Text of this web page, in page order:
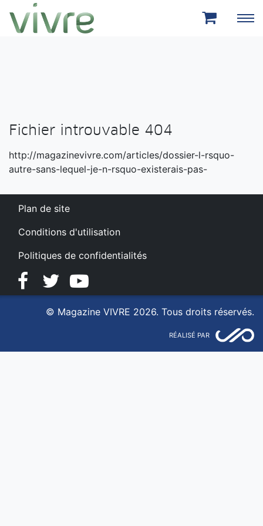
Aller au menu principal
Aller au contenu principal
Fichier introuvable 404
http://magazinevivre.com/articles/dossier-l-rsquo-
autre-sans-lequel-je-n-rsquo-existerais-pas-
Plan de site
Conditions d'utilisation
Politiques de confidentialités
FacebookTwitterYouTube
© Magazine VIVRE 2026. Tous droits réservés.
RÉALISÉ PAR